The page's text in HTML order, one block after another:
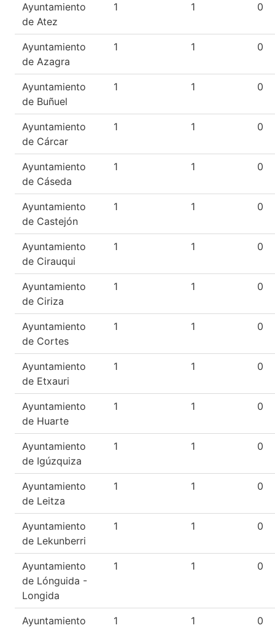
Ayuntamiento
de Atez
1 1 0
Ayuntamiento
de Azagra
1 1 0
Ayuntamiento
de Buñuel
1 1 0
Ayuntamiento
de Cárcar
1 1 0
Ayuntamiento
de Cáseda
1 1 0
Ayuntamiento
de Castejón
1 1 0
Ayuntamiento
de Cirauqui
1 1 0
Ayuntamiento
de Ciriza
1 1 0
Ayuntamiento
de Cortes
1 1 0
Ayuntamiento
de Etxauri
1 1 0
Ayuntamiento
de Huarte
1 1 0
Ayuntamiento
de Igúzquiza
1 1 0
Ayuntamiento
de Leitza
1 1 0
Ayuntamiento
de Lekunberri
1 1 0
Ayuntamiento
de Lónguida -
Longida
1 1 0
Ayuntamiento 1 1 0